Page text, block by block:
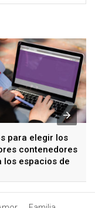
para elegir los
contenedores
los espacios de